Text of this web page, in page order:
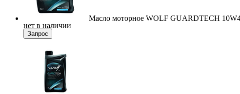
Масло моторное WOLF GUARDTECH
нет в наличии
Запрос